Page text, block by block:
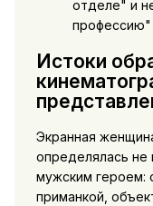
отделе" и
профессию"
Истоки
Экранная
определялась не
мужским героем:
приманкой,